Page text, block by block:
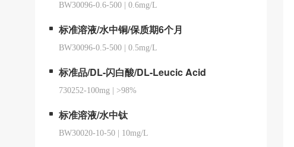
BW30096-0.6-500 0.6mg/L
标准溶液/水中铜/保质期6个月
BW30096-0.5-500 0.5mg/L
标准品/DL-闪白酸/DL-Leucic Acid
730252-100mg >98%
标准溶液/水中钛
BW30020-10-50 10mg/L